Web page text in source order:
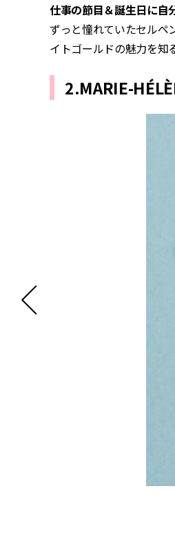
仕事の節目＆誕生日に自
ずっと憧れていたセルペ
イトゴールドの魅力を知
2.MARIE-